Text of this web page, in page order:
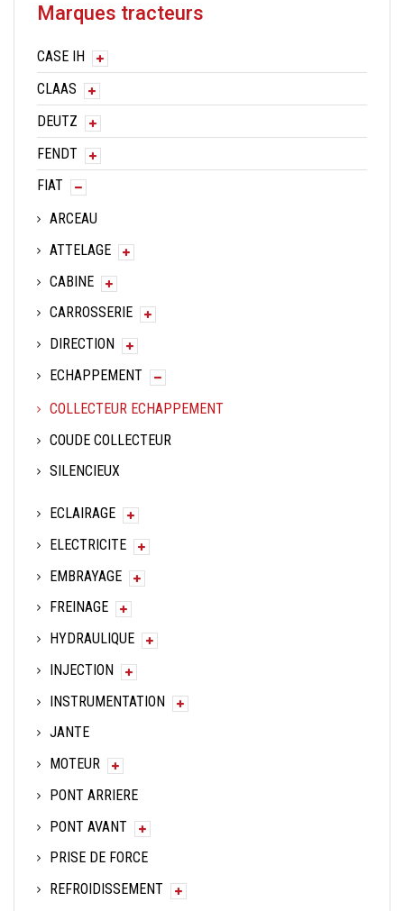
Marques tracteurs
CASE IH
CLAAS
DEUTZ
FENDT
FIAT
ARCEAU
ATTELAGE
CABINE
CARROSSERIE
DIRECTION
ECHAPPEMENT
COLLECTEUR ECHAPPEMENT
COUDE COLLECTEUR
SILENCIEUX
ECLAIRAGE
ELECTRICITE
EMBRAYAGE
FREINAGE
HYDRAULIQUE
INJECTION
INSTRUMENTATION
JANTE
MOTEUR
PONT ARRIERE
PONT AVANT
PRISE DE FORCE
REFROIDISSEMENT